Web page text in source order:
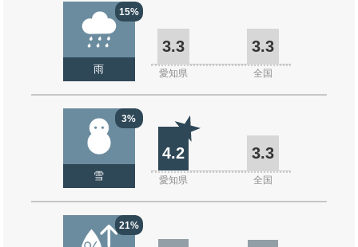
15%
雨
3.3 3.3
愛知県 全国
3%
雪
4.2 3.3
愛知県 全国
21%